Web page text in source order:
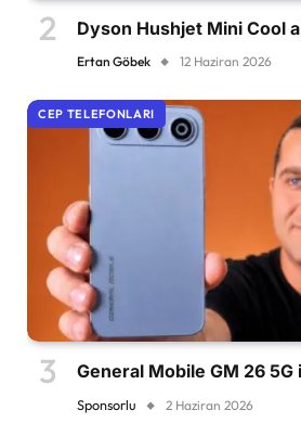
Dyson Hushjet Mini Cool
Ertan Göbek 12 Haziran 2026
CEP TELEFONLARI
General Mobile GM 26
Sponsorlu 2 Haziran 2026